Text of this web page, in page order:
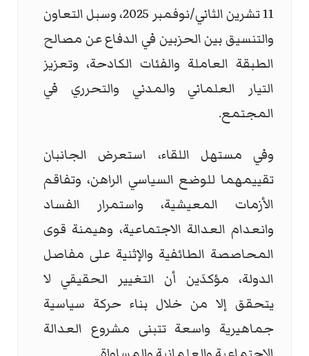
11 تشرين الثاني/نوفمبر 2025، وسبل التعاون
والتنسيق بين الحزبين في الدفاع عن مصالح
الطبقة العاملة والفئات الكادحة، وتعزيز
التيار العلماني والمدني والتحرري في
المجتمع.
وفي مستهل اللقاء، استعرض الجانبان
تقييمهما للوضع السياسي الراهن، وتفاقم
الأزمات المعيشية، واستمرار الفساد
وانعدام العدالة الاجتماعية، وهيمنة قوى
المحاصصة الطائفية والإثنية على مفاصل
الدولة، مؤكدَين أن التغيير الحقيقي لا
يتحقق إلا من خلال بناء حركة سياسية
جماهيرية واسعة تتبنى مشروع العدالة